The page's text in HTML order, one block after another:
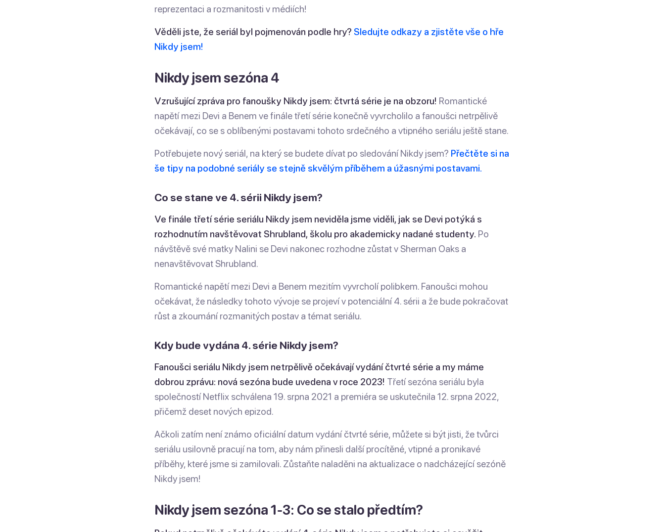
reprezentaci a rozmanitosti v médiích!
Věděli jste, že seriál byl pojmenován podle hry? Sledujte odkazy a zjistěte vše o hře
Nikdy jsem!
Nikdy jsem sezóna 4
Vzrušující zpráva pro fanoušky Nikdy jsem: čtvrtá série je na obzoru! Romantické
napětí mezi Devi a Benem ve finále třetí série konečně vyvrcholilo a fanoušci netrpělivě
očekávají, co se s oblíbenými postavami tohoto srdečného a vtipného seriálu ještě stane.
Potřebujete nový seriál, na který se budete dívat po sledování Nikdy jsem? Přečtěte si na
še tipy na podobné seriály se stejně skvělým příběhem a úžasnými postavami.
Co se stane ve 4. sérii Nikdy jsem?
Ve finále třetí série seriálu Nikdy jsem neviděla jsme viděli, jak se Devi potýká s
rozhodnutím navštěvovat Shrubland, školu pro akademicky nadané studenty. Po
návštěvě své matky Nalini se Devi nakonec rozhodne zůstat v Sherman Oaks a
nenavštěvovat Shrubland.
Romantické napětí mezi Devi a Benem mezitím vyvrcholí polibkem. Fanoušci mohou
očekávat, že následky tohoto vývoje se projeví v potenciální 4. sérii a že bude pokračovat
růst a zkoumání rozmanitých postav a témat seriálu.
Kdy bude vydána 4. série Nikdy jsem?
Fanoušci seriálu Nikdy jsem netrpělivě očekávají vydání čtvrté série a my máme
dobrou zprávu: nová sezóna bude uvedena v roce 2023! Třetí sezóna seriálu byla
společností Netflix schválena 19. srpna 2021 a premiéra se uskutečnila 12. srpna 2022,
přičemž deset nových epizod.
Ačkoli zatím není známo oficiální datum vydání čtvrté série, můžete si být jisti, že tvůrci
seriálu usilovně pracují na tom, aby nám přinesli další procítěné, vtipné a pronikavé
příběhy, které jsme si zamilovali. Zůstaňte naladěni na aktualizace o nadcházející sezóně
Nikdy jsem!
Nikdy jsem sezóna 1-3: Co se stalo předtím?